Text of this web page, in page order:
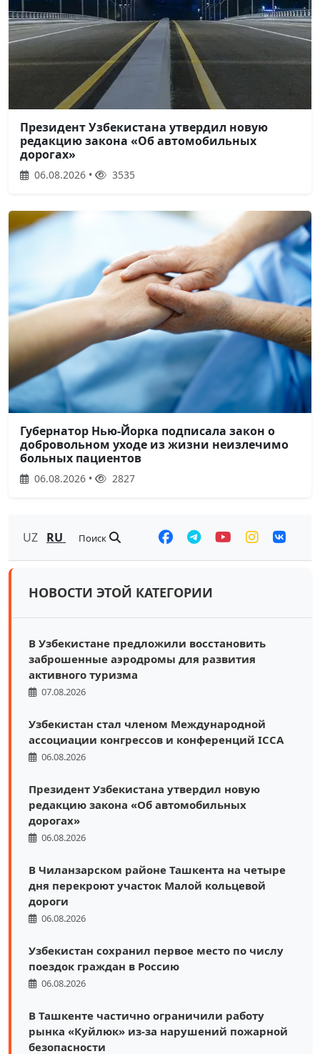
Президент Узбекистана утвердил новую
редакцию закона «Об автомобильных
дорогах»
06.08.2026 • 3535
Губернатор Нью-Йорка подписала закон о
добровольном уходе из жизни неизлечимо
больных пациентов
06.08.2026 • 2827
UZ RU Поиск
НОВОСТИ ЭТОЙ КАТЕГОРИИ
В Узбекистане предложили восстановить
заброшенные аэродромы для развития
активного туризма
07.08.2026
Узбекистан стал членом Международной
ассоциации конгрессов и конференций ICCA
06.08.2026
Президент Узбекистана утвердил новую
редакцию закона «Об автомобильных
дорогах»
06.08.2026
В Чиланзарском районе Ташкента на четыре
дня перекроют участок Малой кольцевой
дороги
06.08.2026
Узбекистан сохранил первое место по числу
поездок граждан в Россию
06.08.2026
В Ташкенте частично ограничили работу
рынка «Куйлюк» из-за нарушений пожарной
безопасности